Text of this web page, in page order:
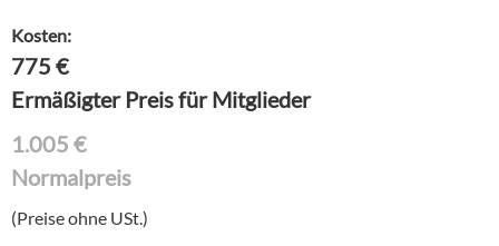
Kosten:
775 €
Ermäßigter Preis für Mitglieder
1.005 €
Normalpreis
(Preise ohne USt.)